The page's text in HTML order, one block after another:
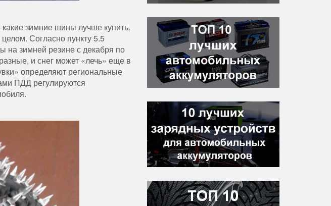
зимние шины лучше купить.
Согласно пункту 5.5
на зимней резине с декабря по
и снег может «лечь» еще в
определяют региональные
ПДД регулируются